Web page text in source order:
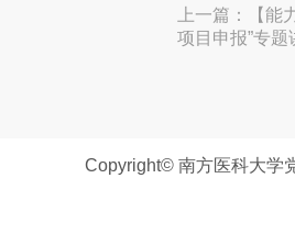
上一篇：
【能
项目申报”专题
Copyright© 南方医科大学